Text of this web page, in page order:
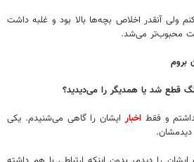
ولی آنقدر اخلاص بچه‌ها بالا بود و غلبه داشت
محبوب‌تر می‌شد.
بروم
قطع شد یا همدیگر را می‌دیدید؟
و فقطاخبار ایشان را گاهی می‌شنیدم. یکی